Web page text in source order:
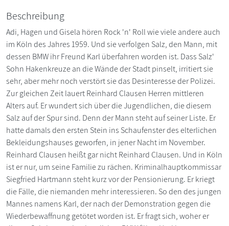
Beschreibung
Adi, Hagen und Gisela hören Rock 'n' Roll wie viele andere auch
im Köln des Jahres 1959. Und sie verfolgen Salz, den Mann, mit
dessen BMW ihr Freund Karl überfahren worden ist. Dass Salz'
Sohn Hakenkreuze an die Wände der Stadt pinselt, irritiert sie
sehr, aber mehr noch verstört sie das Desinteresse der Polizei.
Zur gleichen Zeit lauert Reinhard Clausen Herren mittleren
Alters auf. Er wundert sich über die Jugendlichen, die diesem
Salz auf der Spur sind. Denn der Mann steht auf seiner Liste. Er
hatte damals den ersten Stein ins Schaufenster des elterlichen
Bekleidungshauses geworfen, in jener Nacht im November.
Reinhard Clausen heißt gar nicht Reinhard Clausen. Und in Köln
ist er nur, um seine Familie zu rächen. Kriminalhauptkommissar
Siegfried Hartmann steht kurz vor der Pensionierung. Er kriegt
die Fälle, die niemanden mehr interessieren. So den des jungen
Mannes namens Karl, der nach der Demonstration gegen die
Wiederbewaffnung getötet worden ist. Er fragt sich, woher er